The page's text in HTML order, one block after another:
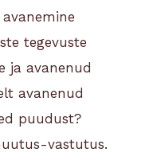
tegevuste
ja avanenud
avanenud
puudust?
vastutus.